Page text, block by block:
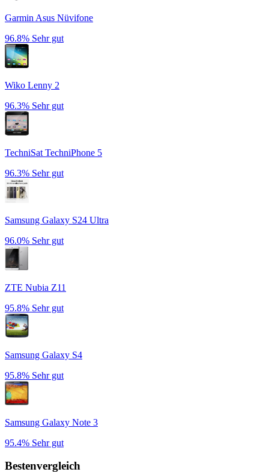
Garmin Asus Nüvifone
96.8% Sehr gut
Wiko Lenny 2
96.3% Sehr gut
TechniSat TechniPhone 5
96.3% Sehr gut
Samsung Galaxy S24 Ultra
96.0% Sehr gut
ZTE Nubia Z11
95.8% Sehr gut
Samsung Galaxy S4
95.8% Sehr gut
Samsung Galaxy Note 3
95.4% Sehr gut
Bestenvergleich